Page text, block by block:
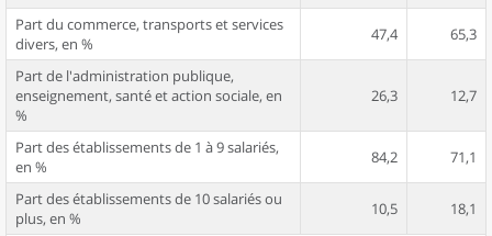
Part du commerce, transports et services
divers, en %
47,4 65,3
Part de l'administration publique,
enseignement, santé et action sociale, en
%
26,3 12,7
Part des établissements de 1 à 9 salariés,
en %
84,2 71,1
Part des établissements de 10 salariés ou
plus, en %
10,5 18,1